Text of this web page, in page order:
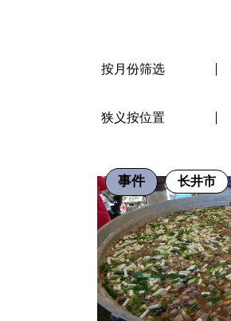
按月份筛选
狭义按位置
事件 长井市